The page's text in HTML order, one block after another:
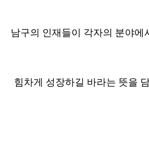
남구의 인재들이 각자의 분야에
힘차게 성장하길 바라는 뜻을